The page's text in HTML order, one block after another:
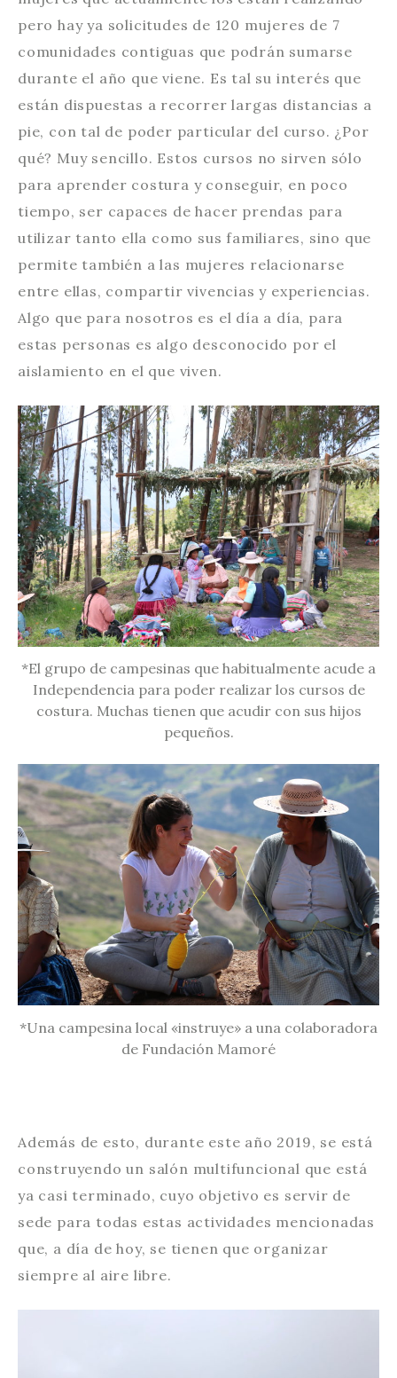
pero hay ya solicitudes de 120 mujeres de 7
comunidades contiguas que podrán sumarse
durante el año que viene. Es tal su interés que
están dispuestas a recorrer largas distancias a
pie, con tal de poder particular del curso. ¿Por
qué? Muy sencillo. Estos cursos no sirven sólo
para aprender costura y conseguir, en poco
tiempo, ser capaces de hacer prendas para
utilizar tanto ella como sus familiares, sino que
permite también a las mujeres relacionarse
entre ellas, compartir vivencias y experiencias.
Algo que para nosotros es el día a día, para
estas personas es algo desconocido por el
aislamiento en el que viven.
*El grupo de campesinas que habitualmente acude a
Independencia para poder realizar los cursos de
costura. Muchas tienen que acudir con sus hijos
pequeños.
*Una campesina local «instruye» a una colaboradora
de Fundación Mamoré
Además de esto, durante este año 2019, se está
construyendo un salón multifuncional que está
ya casi terminado, cuyo objetivo es servir de
sede para todas estas actividades mencionadas
que, a día de hoy, se tienen que organizar
siempre al aire libre.